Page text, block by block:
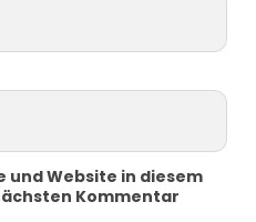
und Website in diesem
Kommentar